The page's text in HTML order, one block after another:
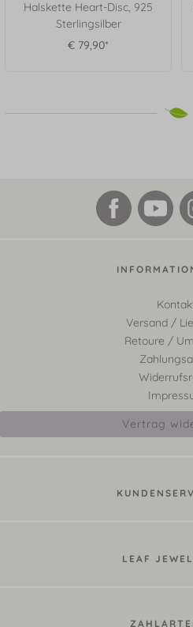
Halskette Heart-Disc, 925
Sterlingsilber
€ 79,90*
Versand /
Retoure /
Vertrag
LEAF